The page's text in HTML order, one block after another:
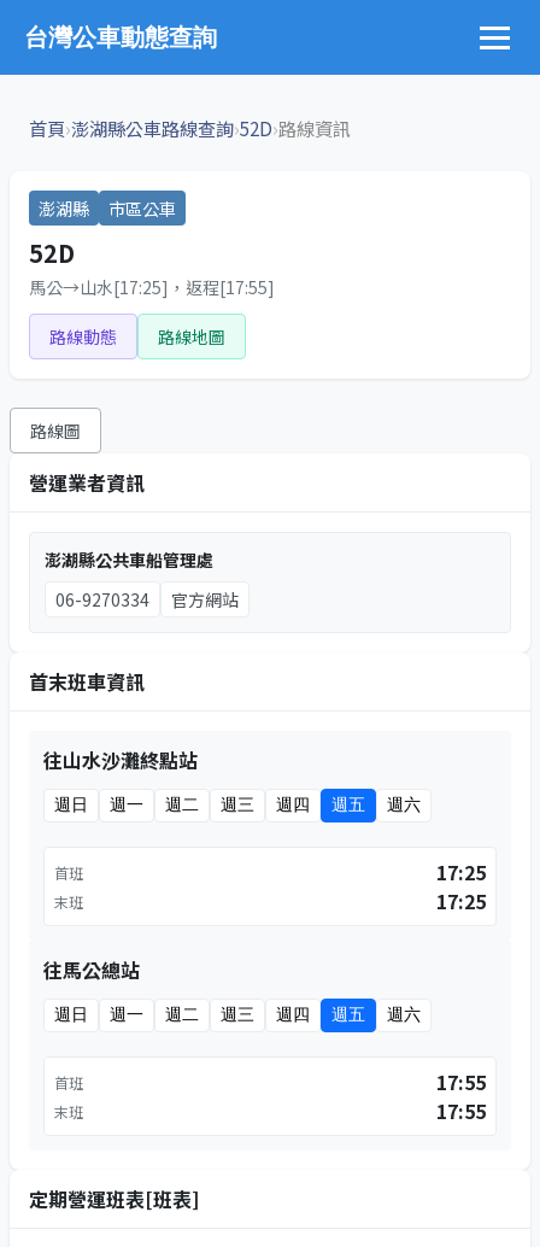
台灣公車動態查詢
首頁›澎湖縣公車路線查詢›52D›路線資訊
澎湖縣 市區公車
52D
馬公→山水[17:25]，返程[17:55]
路線動態 路線地圖
路線圖
營運業者資訊
澎湖縣公共車船管理處
06-9270334
官方網站
首末班車資訊
往山水沙灘終點站
週日 週一 週二 週三 週四 週五 週六
首班 17:25
末班 17:25
往馬公總站
週日 週一 週二 週三 週四 週五 週六
首班 17:55
末班 17:55
定期營運班表[班表]